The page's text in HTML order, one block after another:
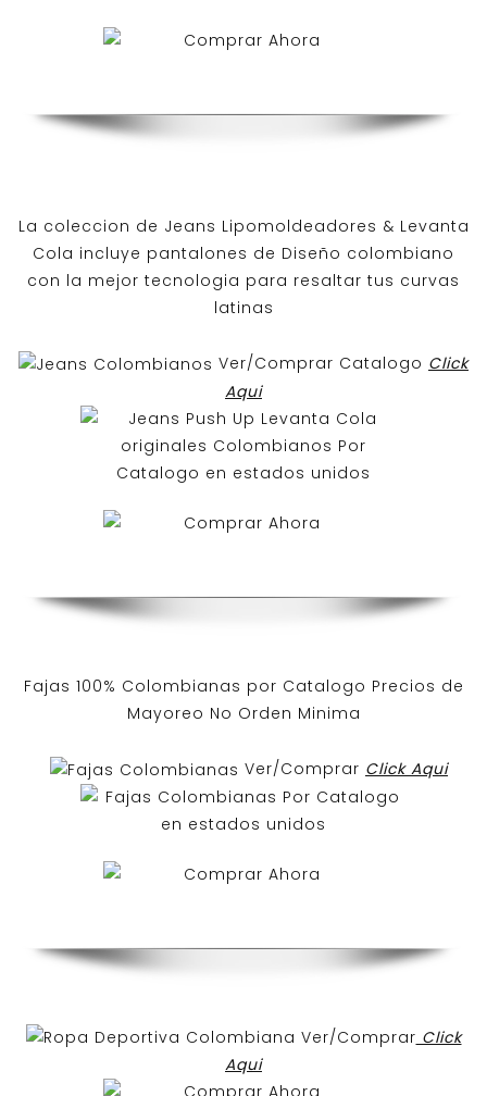
La coleccion de Jeans Lipomoldeadores & Levanta
Cola incluye pantalones de Diseño colombiano
con la mejor tecnologia para resaltar tus curvas
latinas
Ver/Comprar Catalogo Click
Aqui
Fajas 100% Colombianas por Catalogo Precios de
Mayoreo No Orden Minima
Ver/Comprar Click Aqui
Ver/Comprar Click
Aqui